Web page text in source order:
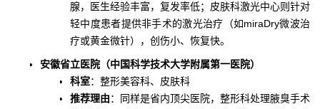
腺，医生经验丰富，复发率低；皮肤科激光中心则针对
轻中度患者提供非手术的激光治疗（如miraDry微波治
疗或黄金微针），创伤小、恢复快。
安徽省立医院（中国科学技术大学附属第一医院）
科室：整形美容科、皮肤科
推荐理由：同样是省内顶尖医院，整形科处理腋臭手术